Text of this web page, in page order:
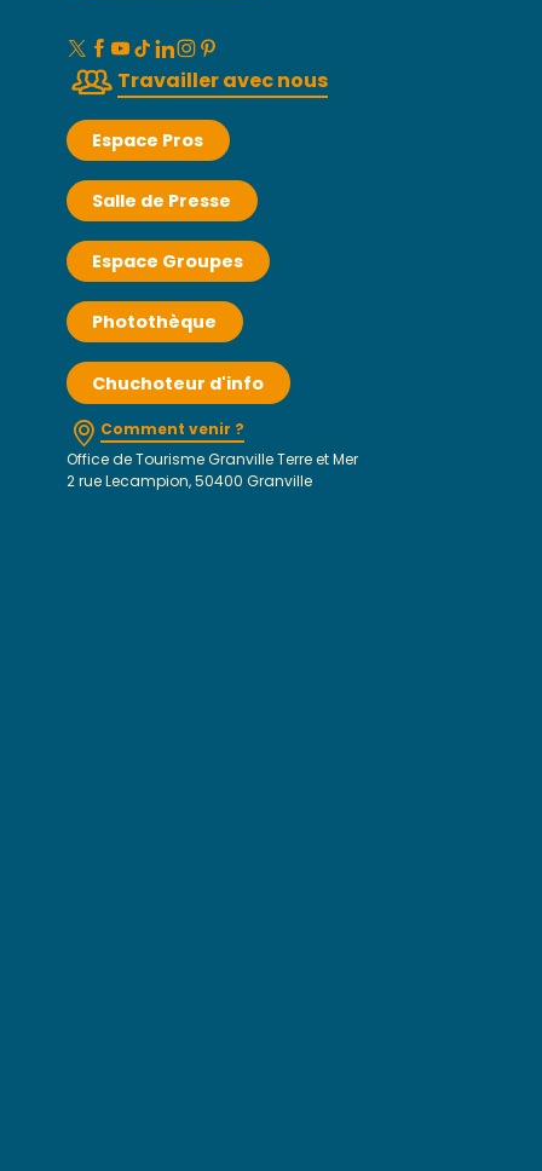
Travailler avec nous
Espace Pros
Salle de Presse
Espace Groupes
Photothèque
Chuchoteur d'info
Comment venir ?
Office de Tourisme Granville Terre et Mer
2 rue Lecampion, 50400 Granville